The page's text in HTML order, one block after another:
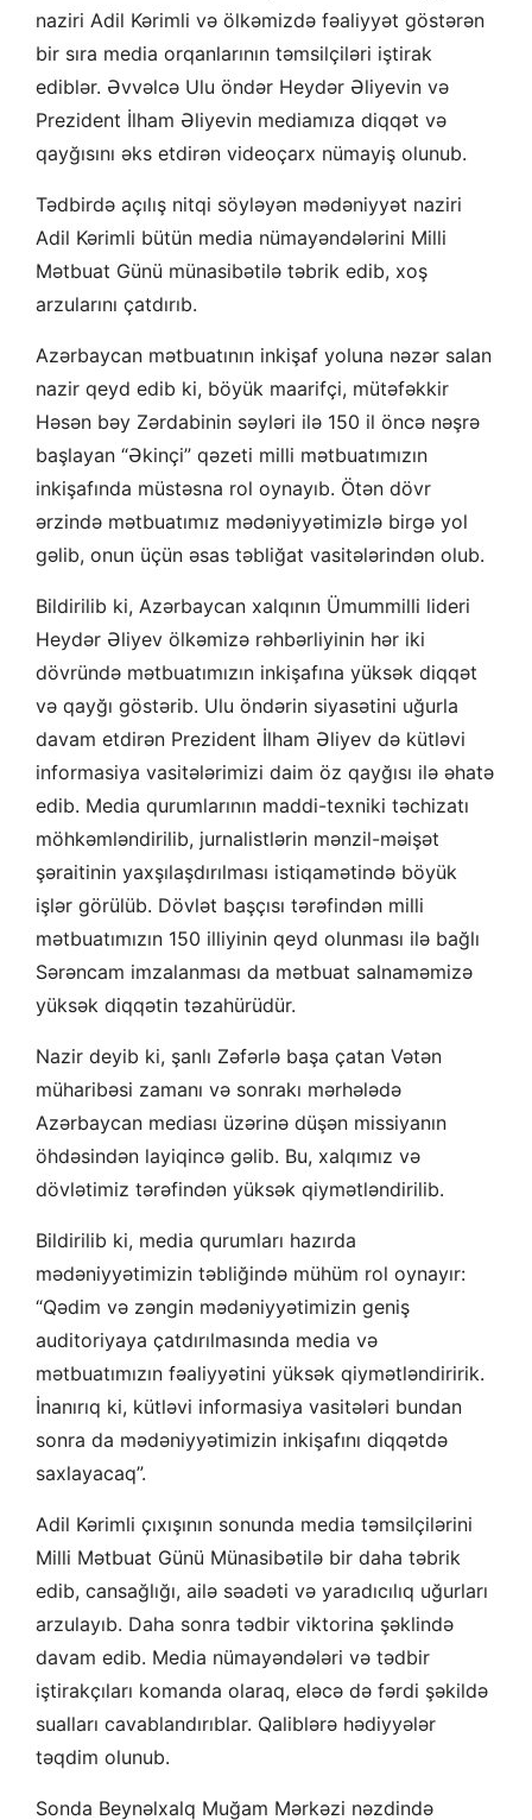
naziri Adil Kərimli və ölkəmizdə fəaliyyət göstərən
bir sıra media orqanlarının təmsilçiləri iştirak
ediblər. Əvvəlcə Ulu öndər Heydər Əliyevin və
Prezident İlham Əliyevin mediamıza diqqət və
qayğısını əks etdirən videoçarx nümayiş olunub.
Tədbirdə açılış nitqi söyləyən mədəniyyət naziri
Adil Kərimli bütün media nümayəndələrini Milli
Mətbuat Günü münasibətilə təbrik edib, xoş
arzularını çatdırıb.
Azərbaycan mətbuatının inkişaf yoluna nəzər salan
nazir qeyd edib ki, böyük maarifçi, mütəfəkkir
Həsən bəy Zərdabinin səyləri ilə 150 il öncə nəşrə
başlayan “Əkinçi” qəzeti milli mətbuatımızın
inkişafında müstəsna rol oynayıb. Ötən dövr
ərzində mətbuatımız mədəniyyətimizlə birgə yol
gəlib, onun üçün əsas təbliğat vasitələrindən olub.
Bildirilib ki, Azərbaycan xalqının Ümummilli lideri
Heydər Əliyev ölkəmizə rəhbərliyinin hər iki
dövründə mətbuatımızın inkişafına yüksək diqqət
və qayğı göstərib. Ulu öndərin siyasətini uğurla
davam etdirən Prezident İlham Əliyev də kütləvi
informasiya vasitələrimizi daim öz qayğısı ilə əhatə
edib. Media qurumlarının maddi-texniki təchizatı
möhkəmləndirilib, jurnalistlərin mənzil-məişət
şəraitinin yaxşılaşdırılması istiqamətində böyük
işlər görülüb. Dövlət başçısı tərəfindən milli
mətbuatımızın 150 illiyinin qeyd olunması ilə bağlı
Sərəncam imzalanması da mətbuat salnaməmizə
yüksək diqqətin təzahürüdür.
Nazir deyib ki, şanlı Zəfərlə başa çatan Vətən
müharibəsi zamanı və sonrakı mərhələdə
Azərbaycan mediası üzərinə düşən missiyanın
öhdəsindən layiqincə gəlib. Bu, xalqımız və
dövlətimiz tərəfindən yüksək qiymətləndirilib.
Bildirilib ki, media qurumları hazırda
mədəniyyətimizin təbliğində mühüm rol oynayır:
“Qədim və zəngin mədəniyyətimizin geniş
auditoriyaya çatdırılmasında media və
mətbuatımızın fəaliyyətini yüksək qiymətləndiririk.
İnanırıq ki, kütləvi informasiya vasitələri bundan
sonra da mədəniyyətimizin inkişafını diqqətdə
saxlayacaq”.
Adil Kərimli çıxışının sonunda media təmsilçilərini
Milli Mətbuat Günü Münasibətilə bir daha təbrik
edib, cansağlığı, ailə səadəti və yaradıcılıq uğurları
arzulayıb. Daha sonra tədbir viktorina şəklində
davam edib. Media nümayəndələri və tədbir
iştirakçıları komanda olaraq, eləcə də fərdi şəkildə
sualları cavablandırıblar. Qaliblərə hədiyyələr
təqdim olunub.
Sonda Beynəlxalq Muğam Mərkəzi nəzdində